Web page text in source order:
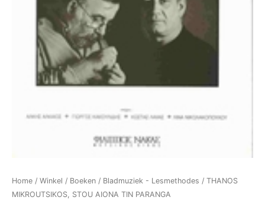
Home / Winkel / Boeken / Bladmuziek - Lesmethodes / THANOS
MIKROUTSIKOS, STOU AIONA TIN PARANGA